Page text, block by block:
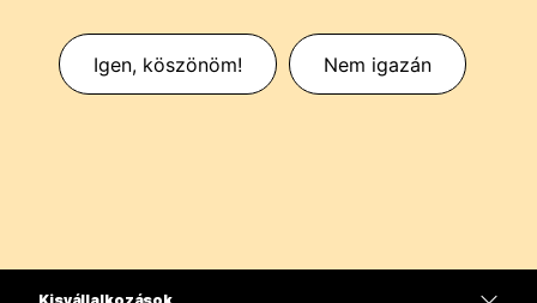
Igen, köszönöm! Nem igazán
Kisvállalkozások